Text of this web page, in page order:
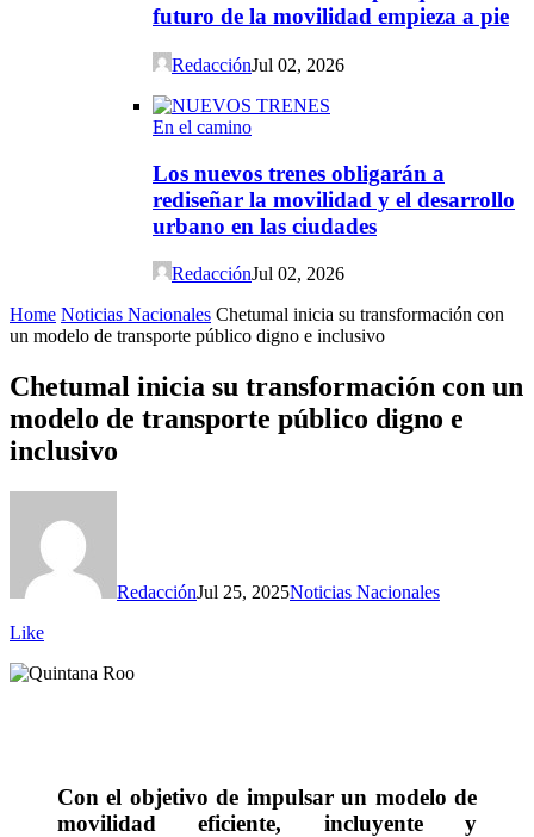
futuro de la movilidad empieza a pie
RedacciónJul 02, 2026
En el camino
Los nuevos trenes obligarán a
rediseñar la movilidad y el desarrollo
urbano en las ciudades
RedacciónJul 02, 2026
Home Noticias Nacionales Chetumal inicia su transformación con
un modelo de transporte público digno e inclusivo
Chetumal inicia su transformación con un
modelo de transporte público digno e
inclusivo
RedacciónJul 25, 2025Noticias Nacionales
Like
Con el objetivo de impulsar un modelo de
movilidad eficiente, incluyente y